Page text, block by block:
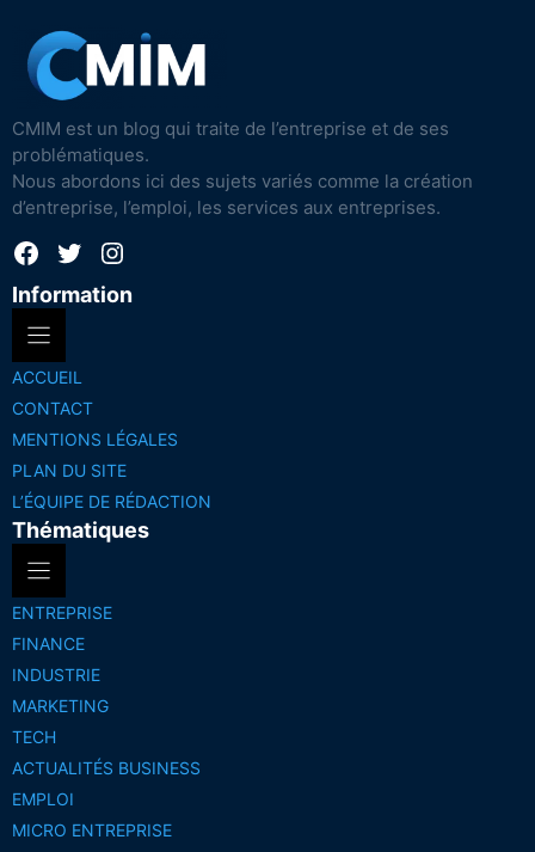
CMIM est un blog qui traite de l’entreprise et de ses
problématiques.
Nous abordons ici des sujets variés comme la création
d’entreprise, l’emploi, les services aux entreprises.
Facebook
TwitterInstagram
Information
ACCUEIL
CONTACT
MENTIONS LÉGALES
PLAN DU SITE
L’ÉQUIPE DE RÉDACTION
Thématiques
ENTREPRISE
FINANCE
INDUSTRIE
MARKETING
TECH
ACTUALITÉS BUSINESS
EMPLOI
MICRO ENTREPRISE